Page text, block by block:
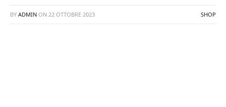
BY ADMIN ON 22 OTTOBRE 2023 SHOP